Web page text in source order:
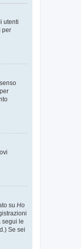
utenti
per
su Ho
segui le
Se sei